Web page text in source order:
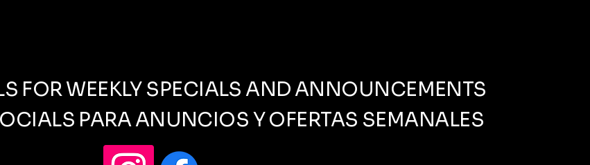
FOR WEEKLY SPECIALS AND ANNOUNCEMENTS
PARA ANUNCIOS Y OFERTAS SEMANALES